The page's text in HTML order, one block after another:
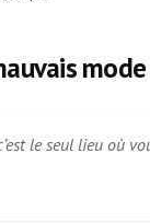
le seul lieu où